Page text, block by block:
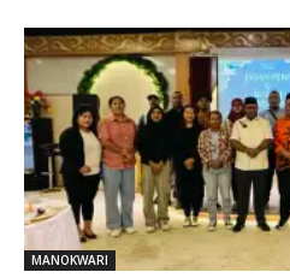
MANOKWARI